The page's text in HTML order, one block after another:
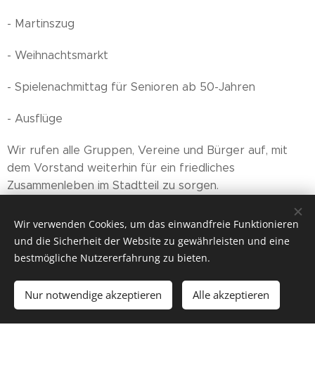
- Martinszug
- Weihnachtsmarkt
- Spielenachmittag für Senioren ab 50-Jahren
- Ausflüge
Wir rufen alle Gruppen, Vereine und Bürger auf, mit
dem Vorstand weiterhin für ein friedliches
Zusammenleben im Stadtteil zu sorgen.
In diesem Sinne wünscht sich der Vorstand, wie in
unserem Logo "Gemeinsam - - mehr - - erreichen
eine weitere gute Zusammenarbeit mit Allen im
Wir verwenden Cookies, um das einwandfreie Funktionieren
und die Sicherheit der Website zu gewährleisten und eine
bestmögliche Nutzererfahrung zu bieten.
Nur notwendige akzeptieren Alle akzeptieren